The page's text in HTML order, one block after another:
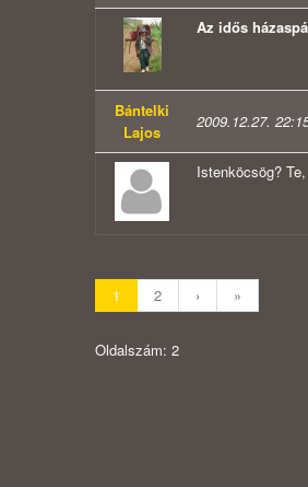
Az idős
Bántelki
Lajos
2009.12.27.
Istenköcsög?
1 2 › »
Oldalszám: 2